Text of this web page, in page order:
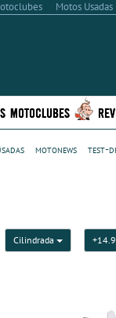
Motos Usadas
MOTOCLUBES
motonews test-
Cilindrada